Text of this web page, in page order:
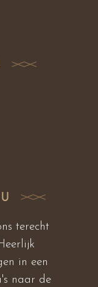
terecht
in een
naar de